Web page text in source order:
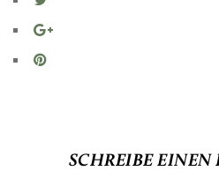
SCHREIBE EINEN